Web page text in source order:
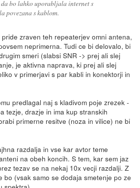
bo lahko uporabljala internet s
povezana s kablom.
zraven teh repeaterjev omni antena,
neprimerna. Tudi ce bi delovalo, bi
smeri (slabsi SNR -> prej ali slej
je aktivna naprava, ki prej ali slej
v primerjavi s par kabli in konektorji in
predlagal naj s kladivom poje zrezek -
tezje, drazje in ima kup stranskih
primerne resitve (noza in vilice) ne bi
razdalja in vse kar avtor teme
na obeh koncih. S tem, kar sem jaz
tezav se na nekaj 10x vecji razdalji. Z
bo (vsak samo se dodaja smetenje po ze